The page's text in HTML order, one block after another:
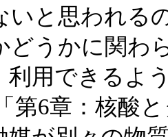
いと思われる
どうかに関わ
利用できるよ
第6章：核酸